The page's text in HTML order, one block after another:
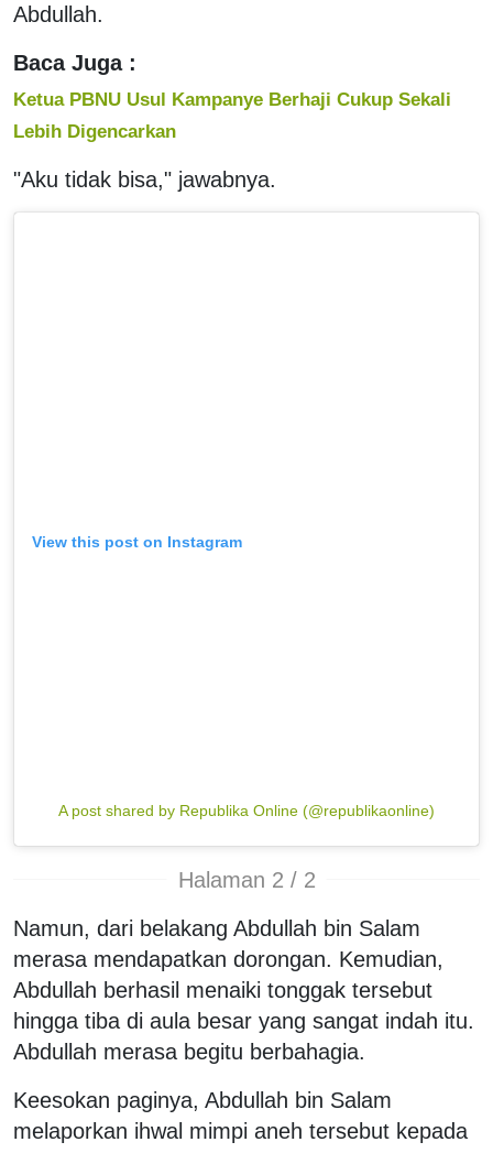
Abdullah.
Baca Juga :
Ketua PBNU Usul Kampanye Berhaji Cukup Sekali
Lebih Digencarkan
"Aku tidak bisa," jawabnya.
View this post on Instagram
A post shared by Republika Online (@republikaonline)
Halaman 2 / 2
Namun, dari belakang Abdullah bin Salam
merasa mendapatkan dorongan. Kemudian,
Abdullah berhasil menaiki tonggak tersebut
hingga tiba di aula besar yang sangat indah itu.
Abdullah merasa begitu berbahagia.
Keesokan paginya, Abdullah bin Salam
melaporkan ihwal mimpi aneh tersebut kepada